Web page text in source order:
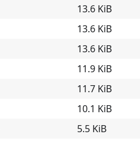
13.6 KiB
13.6 KiB
13.6 KiB
11.9 KiB
11.7 KiB
10.1 KiB
5.5 KiB